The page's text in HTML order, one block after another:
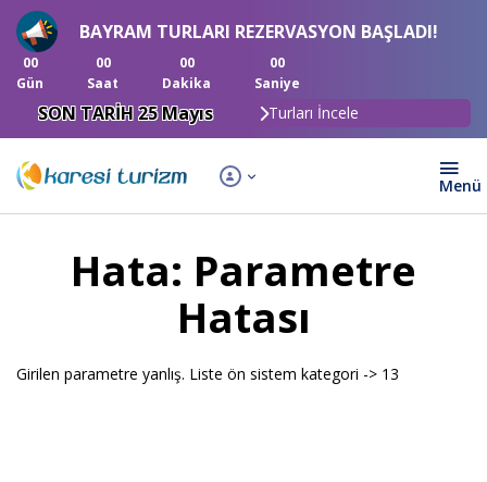
BAYRAM TURLARI REZERVASYON BAŞLADI!
00
Gün
00
Saat
00
Dakika
00
Saniye
SON TARİH 25 Mayıs Turları İncele
Hata: Parametre
Hatası
Girilen parametre yanlış. Liste ön sistem kategori -> 13